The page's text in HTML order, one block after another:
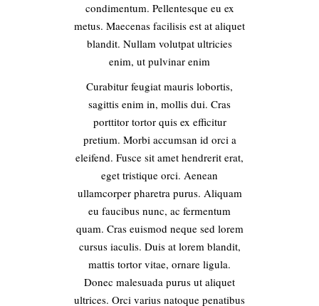
condimentum. Pellentesque eu ex
metus. Maecenas facilisis est at aliquet
blandit. Nullam volutpat ultricies
enim, ut pulvinar enim
Curabitur feugiat mauris lobortis,
sagittis enim in, mollis dui. Cras
porttitor tortor quis ex efficitur
pretium. Morbi accumsan id orci a
eleifend. Fusce sit amet hendrerit erat,
eget tristique orci. Aenean
ullamcorper pharetra purus. Aliquam
eu faucibus nunc, ac fermentum
quam. Cras euismod neque sed lorem
cursus iaculis. Duis at lorem blandit,
mattis tortor vitae, ornare ligula.
Donec malesuada purus ut aliquet
ultrices. Orci varius natoque penatibus